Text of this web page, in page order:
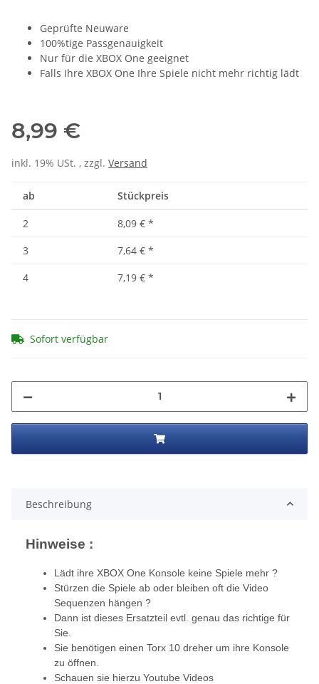
Geprüfte Neuware
100%tige Passgenauigkeit
Nur für die XBOX One geeignet
Falls Ihre XBOX One Ihre Spiele nicht mehr richtig lädt
8,99 €
inkl. 19% USt. , zzgl. Versand
ab Stückpreis
2 8,09 € *
3
7,64 € *
4
7,19 € *
Sofort verfügbar
Beschreibung
Hinweise :
Lädt ihre XBOX One Konsole keine Spiele mehr ?
Stürzen die Spiele ab oder bleiben oft die Video
Sequenzen hängen ?
Dann ist dieses Ersatzteil evtl. genau das richtige für
Sie.
Sie benötigen einen Torx 10 dreher um ihre Konsole
zu öffnen.
Schauen sie hierzu Youtube Videos